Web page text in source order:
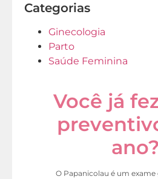
Categorias
Ginecologia
Parto
Saúde Feminina
Você já
ano?
O Papanicolau é um